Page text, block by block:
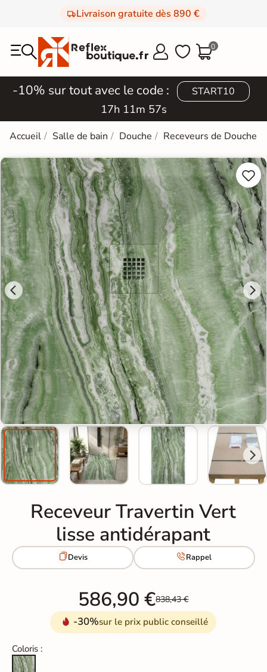
Livraison gratuite dès 890 €
  0
-10% sur tout avec le code : START10
17h 11m 57s
Accueil Salle de bain Douche Receveurs de Douche


Receveur Travertin Vert
lisse antidérapant
Devis Rappel
586,90 €838,43 €
-30%sur le prix public conseillé
Coloris :
Travertin Vert